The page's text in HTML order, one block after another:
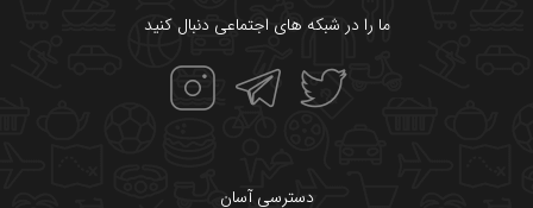
ما را در شبکه های اجتماعی دنبال کنید
دسترسی آسان